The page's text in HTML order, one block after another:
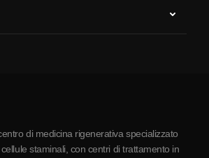
di medicina rigenerativa specializzato
staminali, con centri di trattamento in